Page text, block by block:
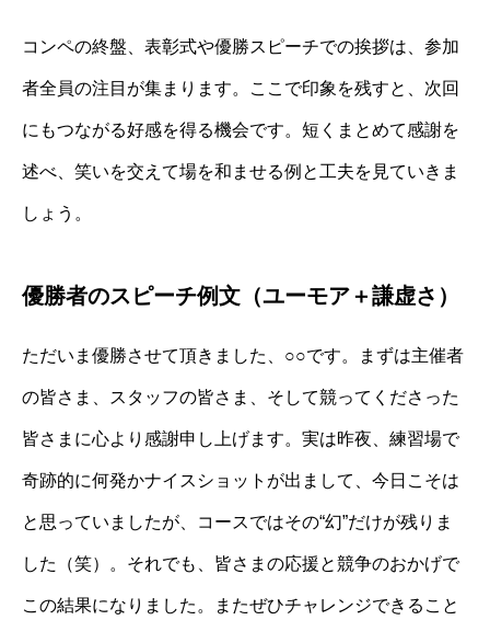
コンペの終盤、表彰式や優勝スピーチでの挨拶は、参加
者全員の注目が集まります。ここで印象を残すと、次回
にもつながる好感を得る機会です。短くまとめて感謝を
述べ、笑いを交えて場を和ませる例と工夫を見ていきま
しょう。
優勝者のスピーチ例文（ユーモア＋謙虚さ）
ただいま優勝させて頂きました、○○です。まずは主催者
の皆さま、スタッフの皆さま、そして競ってくださった
皆さまに心より感謝申し上げます。実は昨夜、練習場で
奇跡的に何発かナイスショットが出まして、今日こそは
と思っていましたが、コースではその“幻”だけが残りま
した（笑）。それでも、皆さまの応援と競争のおかげで
この結果になりました。またぜひチャレンジできること